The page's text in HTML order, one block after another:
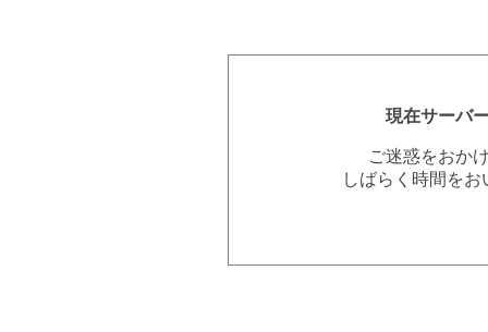
現在サーバ
ご迷惑をおか
しばらく時間を